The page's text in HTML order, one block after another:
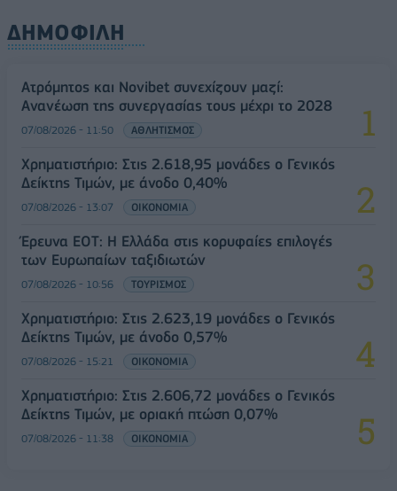
ΔΗΜΟΦΙΛΗ
Ατρόμητος και Novibet συνεχίζουν μαζί:
Ανανέωση της συνεργασίας τους μέχρι το 2028
07/08/2026 - 11:50 ΑΘΛΗΤΙΣΜΟΣ
Χρηματιστήριο: Στις 2.618,95 μονάδες ο Γενικός
Δείκτης Τιμών, με άνοδο 0,40%
07/08/2026 - 13:07 ΟΙΚΟΝΟΜΙΑ
Έρευνα ΕΟΤ: Η Ελλάδα στις κορυφαίες επιλογές
των Ευρωπαίων ταξιδιωτών
07/08/2026 - 10:56 ΤΟΥΡΙΣΜΟΣ
Χρηματιστήριο: Στις 2.623,19 μονάδες ο Γενικός
Δείκτης Τιμών, με άνοδο 0,57%
07/08/2026 - 15:21 ΟΙΚΟΝΟΜΙΑ
Χρηματιστήριο: Στις 2.606,72 μονάδες ο Γενικός
Δείκτης Τιμών, με οριακή πτώση 0,07%
07/08/2026 - 11:38 ΟΙΚΟΝΟΜΙΑ